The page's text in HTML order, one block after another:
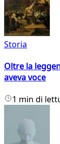
Storia
Oltre la
aveva voce
1 min di